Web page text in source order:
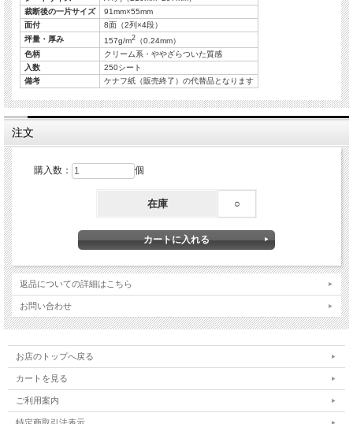
裁断後の一片サイズ
91mm×55mm
面付
8面（2列×4段）
坪量・厚み
157g/m2 （0.24mm）
色柄
クリーム系・ややざらついた質感
入数
250シート
備考
ケナフ紙（販売終了）の代替品となります
注文
購入数： 個
在庫 ○
返品についての詳細はこちら
お問い合わせ
お店のトップへ戻る
カートを見る
ご利用案内